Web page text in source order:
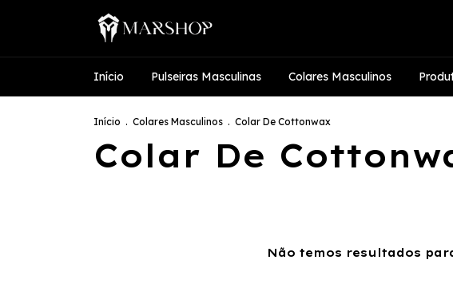
Início Pulseiras Masculinas Colares Masculinos
Início . Colares Masculinos . Colar De Cottonwax
Colar De
Não temos resultados